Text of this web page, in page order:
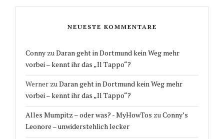
NEUESTE KOMMENTARE
Conny zu Daran geht in Dortmund kein Weg mehr
vorbei – kennt ihr das „Il Tappo“?
Werner zu Daran geht in Dortmund kein Weg mehr
vorbei – kennt ihr das „Il Tappo“?
Alles Mumpitz – oder was? - MyHowTos zu Conny’s
Leonore – unwiderstehlich lecker